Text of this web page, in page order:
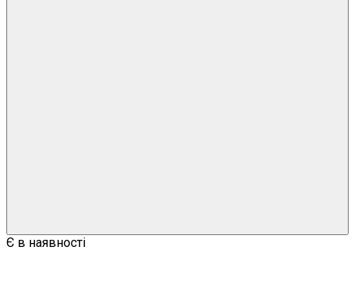
Є в наявності